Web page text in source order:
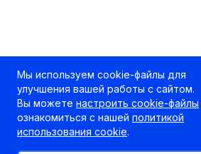
Мы используем cookie-файлы для
улучшения вашей работы с сайтом.
Вы можете настроить cookie-файлы
ознакомиться с нашей политикой
использования cookie.